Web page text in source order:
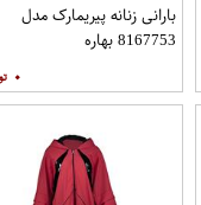
بارانی زنانه پیریمارک مدل
8167753 بهاره
۰